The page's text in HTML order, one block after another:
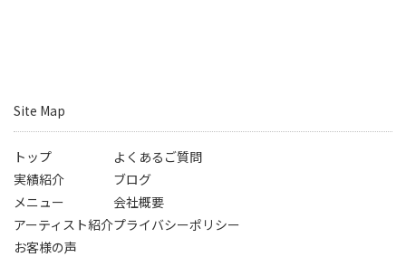
Site Map
トップ
実績紹介
メニュー
アーティスト紹介
お客様の声
よくあるご質問
ブログ
会社概要
プライバシーポリシー